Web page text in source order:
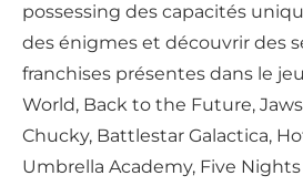
possessing des capacités
des énigmes et découvrir des
franchises présentes dans le
World, Back to the Future,
Chucky, Battlestar Galactica,
Umbrella Academy, Five Nights